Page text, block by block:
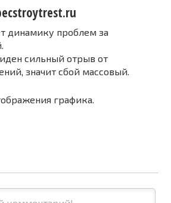
динамику проблем за
сильный отрыв от
значит сбой массовый.
графика.